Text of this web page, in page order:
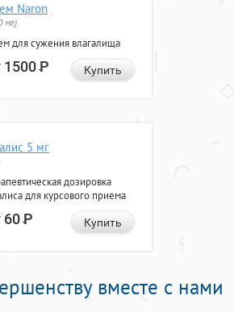
Naron
мг)
для сужения влагалища
1500Р Купить
5 мг
дозировка
для курсового приема
60Р Купить
вместе с нами